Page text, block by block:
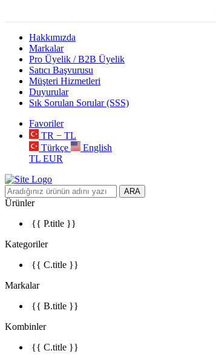
Hakkımızda
Markalar
Pro Üyelik / B2B Üyelik
Satıcı Başvurusu
Müşteri Hizmetleri
Duyurular
Sık Sorulan Sorular (SSS)
Favoriler
TR − TL
Türkçe
English
TL EUR
ARA
Ürünler
{{ P.title }}
Kategoriler
{{ C.title }}
Markalar
{{ B.title }}
Kombinler
{{ C.title }}